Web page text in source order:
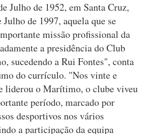
Julho de 1952, em Santa Cruz,
Julho de 1997, aquela que se
missão profissional da
a presidência do Club
sucedendo a Rui Fontes", conta
do currículo. "Nos vinte e
liderou o Marítimo, o clube viveu
período, marcado por
desportivos nos vários
a participação da equipa